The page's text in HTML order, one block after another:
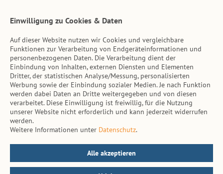
Inhalt
Tierarzt-Suche
Hinweise
AGB
Impressum
Datenschutz
Kontakt
Einwilligung zu Cookies & Daten
Auf dieser Website nutzen wir Cookies und vergleichbare
Funktionen zur Verarbeitung von Endgeräteinformationen und
personenbezogenen Daten. Die Verarbeitung dient der
Einbindung von Inhalten, externen Diensten und Elementen
Dritter, der statistischen Analyse/Messung, personalisierten
Werbung sowie der Einbindung sozialer Medien. Je nach Funktion
werden dabei Daten an Dritte weitergegeben und von diesen
verarbeitet. Diese Einwilligung ist freiwillig, für die Nutzung
unserer Website nicht erforderlich und kann jederzeit widerrufen
werden.
Weitere Informationen unter Datenschutz.
Alle akzeptieren